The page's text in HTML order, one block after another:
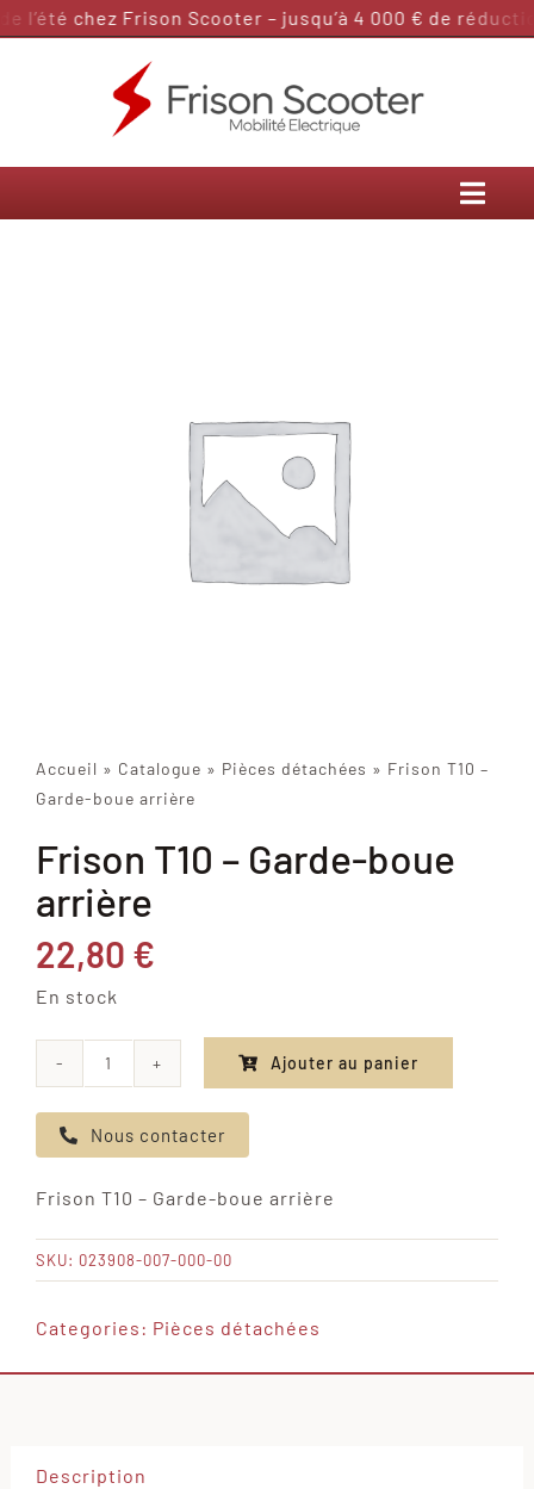
Passer
l’été chez Frison Scooter – jusqu’à 4 000 € de
Accueil » Catalogue » Pièces détachées » Frison T10 –
Garde-boue arrière
Frison T10 – Garde-boue
arrière
22,80 €
En stock
de
Frison
-
Garde-
boue
Ajouter au panier
Nous contacter
Frison T10 – Garde-boue arrière
SKU: 023908-007-000-00
Categories: Pièces détachées
Description